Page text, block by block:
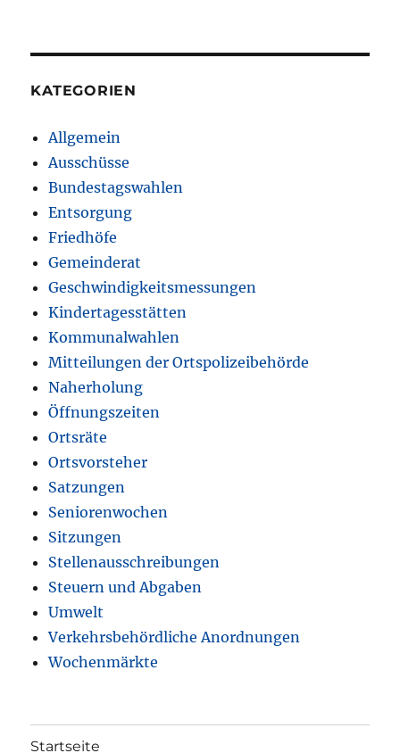
KATEGORIEN
Allgemein
Ausschüsse
Bundestagswahlen
Entsorgung
Friedhöfe
Gemeinderat
Geschwindigkeitsmessungen
Kindertagesstätten
Kommunalwahlen
Mitteilungen der Ortspolizeibehörde
Naherholung
Öffnungszeiten
Ortsräte
Ortsvorsteher
Satzungen
Seniorenwochen
Sitzungen
Stellenausschreibungen
Steuern und Abgaben
Umwelt
Verkehrsbehördliche Anordnungen
Wochenmärkte
Startseite